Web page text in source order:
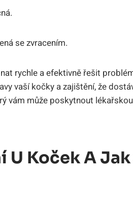
se zvracením.
rychle a efektivně řešit
vaší kočky a zajištění, že
vám může poskytnout
Koček A Jak